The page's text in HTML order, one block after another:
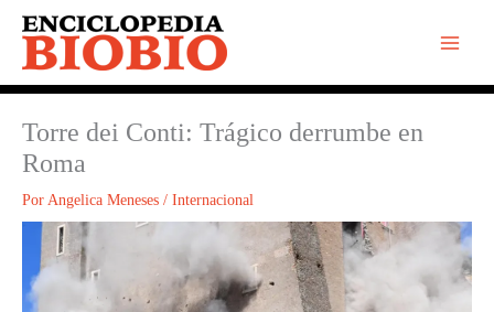
contenido
Torre dei Conti: Trágico derrumbe en
Roma
Por Angelica Meneses / Internacional